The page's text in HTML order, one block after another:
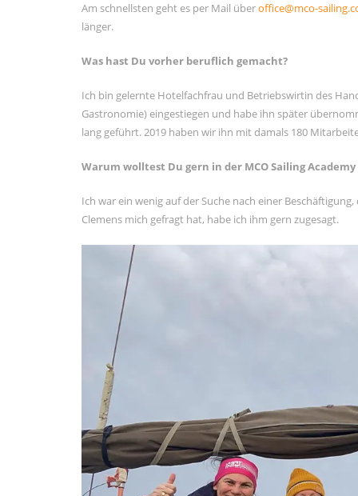
Februar 2021
Januar 2021
November 2020
September 2020
August 2020
Juli 2020
Mai 2020
META
Registrieren
Anmelden
Eintrags-Feed
Kommentar-Feed
WordPress.org
Am schnellsten geht es per Mail überoffice@mco-
länger.
Was hast Du vorher beruflich gemacht?
Ich bin gelernte Hotelfachfrau und Betriebswirtin des
Gastronomie) eingestiegen und habe ihn später
lang geführt. 2019 haben wir ihn mit damals 180
Warum wolltest Du gern in der MCO Sailing
Ich war ein wenig auf der Suche nach einer
Clemens mich gefragt hat, habe ich ihm gern zugesagt.